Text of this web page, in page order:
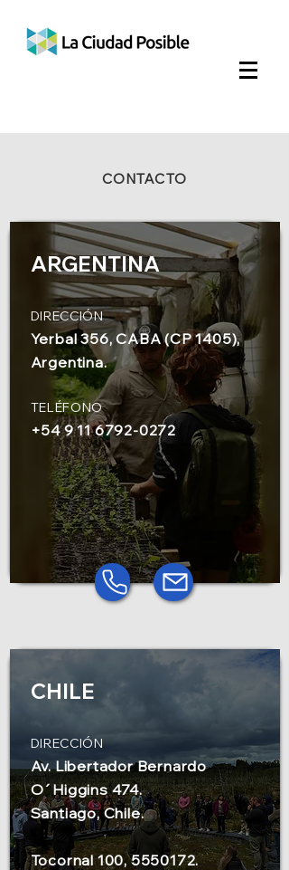
CONTACTO
ARGENTINA
DIRECCIÓN
Yerbal 356, CABA (CP 1405),
Argentina.
TELÉFONO
+54 9 11 6792-0272
CHILE
DIRECCIÓN
Av. Libertador Bernardo
O´Higgins 474.
Santiago, Chile.
Tocornal 100, 5550172.